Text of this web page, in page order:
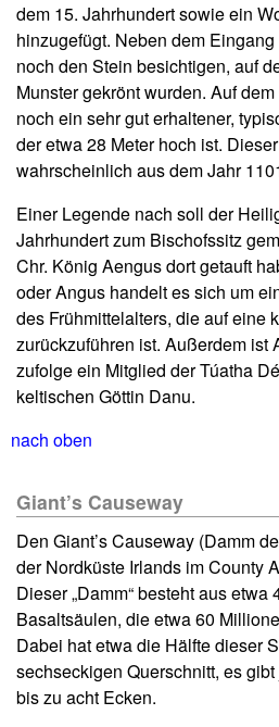
dem 15. Jahrhundert sowie ein
hinzugefügt. Neben dem
noch den Stein besichtigen, auf
Munster gekrönt wurden. Auf
noch ein sehr gut erhaltener,
der etwa 28 Meter hoch ist.
wahrscheinlich aus dem Jahr
Einer Legende nach soll der
Jahrhundert zum Bischofssitz
Chr. König Aengus dort getauft
oder Angus handelt es sich um
des Frühmittelalters, die auf eine
zurückzuführen ist. Außerdem ist
zufolge ein Mitglied der Túatha
keltischen Göttin Danu.
nach oben
Giant’s Causeway
Den Giant’s Causeway (Damm
der Nordküste Irlands im County
Dieser „Damm“ besteht aus
Basaltsäulen, die etwa 60
Dabei hat etwa die Hälfte dieser
sechseckigen Querschnitt, es
bis zu acht Ecken.